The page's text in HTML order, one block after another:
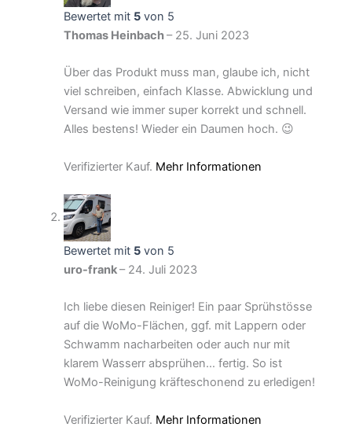
Bewertet mit 5von 5
Thomas Heinbach– 25. Juni 2023
Über das Produkt muss man, glaube ich, nicht
viel schreiben, einfach Klasse. Abwicklung und
Versand wie immer super korrekt und schnell.
Alles bestens! Wieder ein Daumen hoch. 😉
Verifizierter Kauf. Mehr Informationen
Bewertet mit 5von 5
uro-frank– 24. Juli 2023
Ich liebe diesen Reiniger! Ein paar Sprühstösse
auf die WoMo-Flächen, ggf. mit Lappern oder
Schwamm nacharbeiten oder auch nur mit
klarem Wasserr absprühen… fertig. So ist
WoMo-Reinigung kräfteschonend zu erledigen!
Verifizierter Kauf. Mehr Informationen